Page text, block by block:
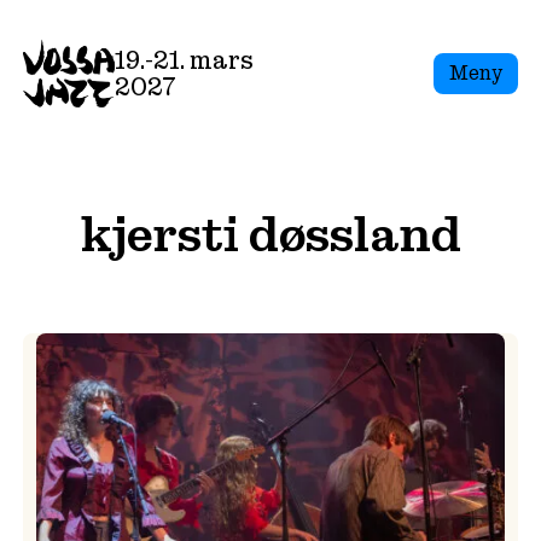
to
content
19.-21. mars
2027
Meny
kjersti døssland